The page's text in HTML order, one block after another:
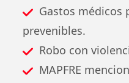
Gastos médicos
prevenibles.
Robo con
MAPFRE